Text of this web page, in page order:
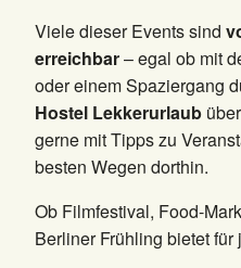
Viele dieser Events sind
erreichbar– egal ob mit
oder einem Spaziergang
Hostel Lekkerurlaub
gerne mit Tipps zu
besten Wegen dorthin.
Ob Filmfestival, Food-
Berliner Frühling bietet